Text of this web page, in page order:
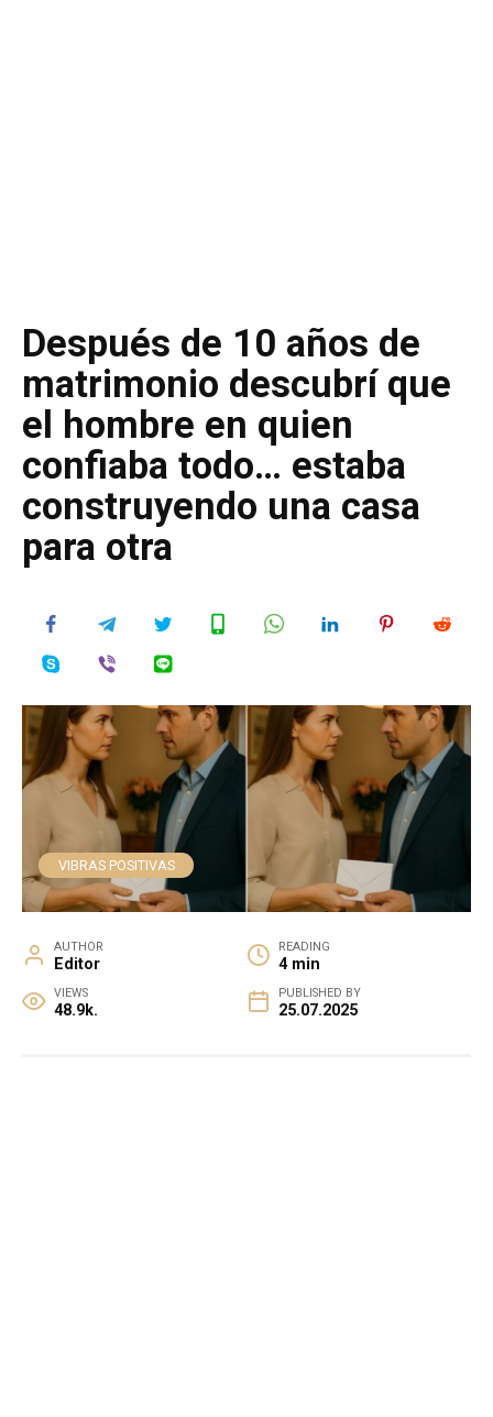
Después de 10 años de
matrimonio descubrí que
el hombre en quien
confiaba todo… estaba
construyendo una casa
para otra
VIBRAS POSITIVAS
AUTHOR
Editor
READING
4 min
VIEWS
48.9k.
PUBLISHED BY
25.07.2025